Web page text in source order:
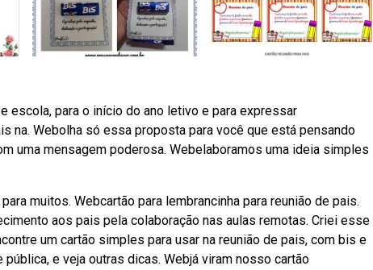
escola, para o início do ano letivo e para expressar
na. Webolha só essa proposta para você que está pensando
uma mensagem poderosa. Webelaboramos uma ideia simples
muitos. Webcartão para lembrancinha para reunião de pais.
aos pais pela colaboração nas aulas remotas. Criei esse
um cartão simples para usar na reunião de pais, com bis e
e veja outras dicas. Webjá viram nosso cartão